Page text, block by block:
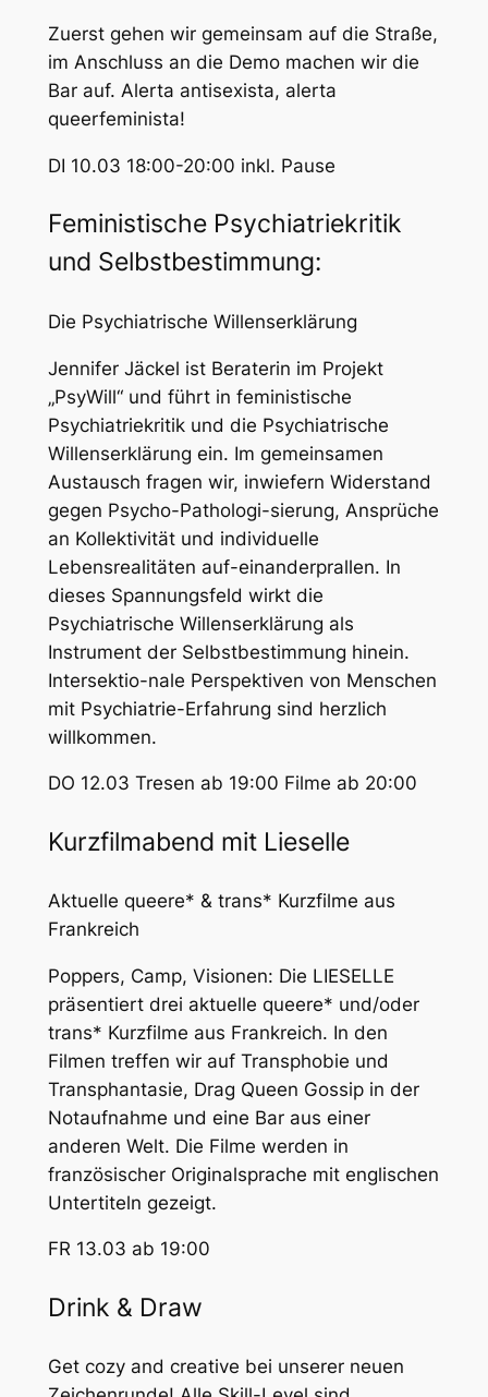
Zuerst gehen wir gemeinsam auf die Straße,
im Anschluss an die Demo machen wir die
Bar auf. Alerta antisexista, alerta
queerfeminista!
DI 10.03 18:00-20:00 inkl. Pause
Feministische Psychiatriekritik
und Selbstbestimmung:
Die Psychiatrische Willenserklärung
Jennifer Jäckel ist Beraterin im Projekt
„PsyWill“ und führt in feministische
Psychiatriekritik und die Psychiatrische
Willenserklärung ein. Im gemeinsamen
Austausch fragen wir, inwiefern Widerstand
gegen Psycho-Pathologi-sierung, Ansprüche
an Kollektivität und individuelle
Lebensrealitäten auf-einanderprallen. In
dieses Spannungsfeld wirkt die
Psychiatrische Willenserklärung als
Instrument der Selbstbestimmung hinein.
Intersektio-nale Perspektiven von Menschen
mit Psychiatrie-Erfahrung sind herzlich
willkommen.
DO 12.03 Tresen ab 19:00 Filme ab 20:00
Kurzfilmabend mit Lieselle
Aktuelle queere* & trans* Kurzfilme aus
Frankreich
Poppers, Camp, Visionen: Die LIESELLE
präsentiert drei aktuelle queere* und/oder
trans* Kurzfilme aus Frankreich. In den
Filmen treffen wir auf Transphobie und
Transphantasie, Drag Queen Gossip in der
Notaufnahme und eine Bar aus einer
anderen Welt. Die Filme werden in
französischer Originalsprache mit englischen
Untertiteln gezeigt.
FR 13.03 ab 19:00
Drink & Draw
Get cozy and creative bei unserer neuen